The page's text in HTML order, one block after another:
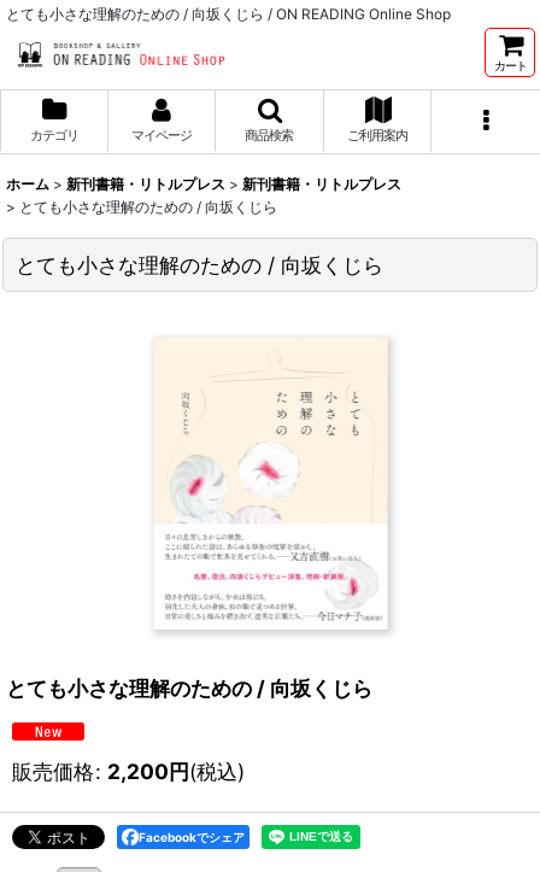
とても小さな理解のための / 向坂くじら / ON READING Online Shop
カート
カテゴリ マイページ 商品検索 ご利用案内
ホーム > 新刊書籍・リトルプレス > 新刊書籍・リトルプレス
> とても小さな理解のための / 向坂くじら
とても小さな理解のための / 向坂くじら
とても小さな理解のための / 向坂くじら
販売価格: 2,200円(税込)
Facebookでシェア